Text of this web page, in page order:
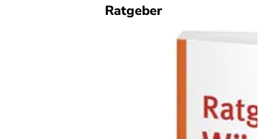
Ratgeber